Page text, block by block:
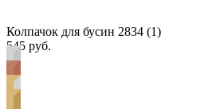
Колпачок для бусин 2834 (1)
545 руб.